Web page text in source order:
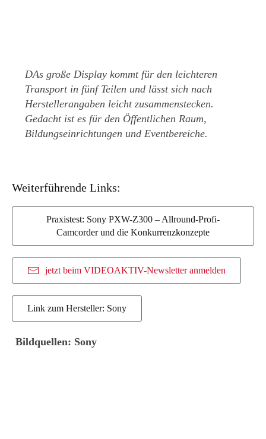
DAs große Display kommt für den leichteren
Transport in fünf Teilen und lässt sich nach
Herstellerangaben leicht zusammenstecken.
Gedacht ist es für den Öffentlichen Raum,
Bildungseinrichtungen und Eventbereiche.
Weiterführende Links:
Praxistest: Sony PXW-Z300 – Allround-Profi-
Camcorder und die Konkurrenzkonzepte
jetzt beim VIDEOAKTIV-Newsletter anmelden
Link zum Hersteller: Sony
Bildquellen: Sony